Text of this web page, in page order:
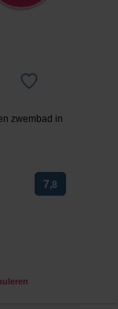
zwembad in
7,8